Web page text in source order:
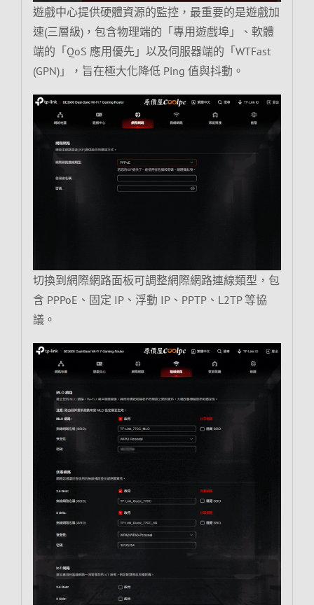
遊戲中心提供硬體資源的監控，最重要的是遊戲加
速(三層級)，包含物理端的「專用遊戲埠」、軟體
端的「QoS 應用優先」以及伺服器端的「WTFast
(GPN)」，旨在極大化降低 Ping 值與抖動。
切換到網際網路面板可調整網際網路連線類型，包
含 PPPoE、固定 IP、浮動 IP、PPTP、L2TP 等協
議。